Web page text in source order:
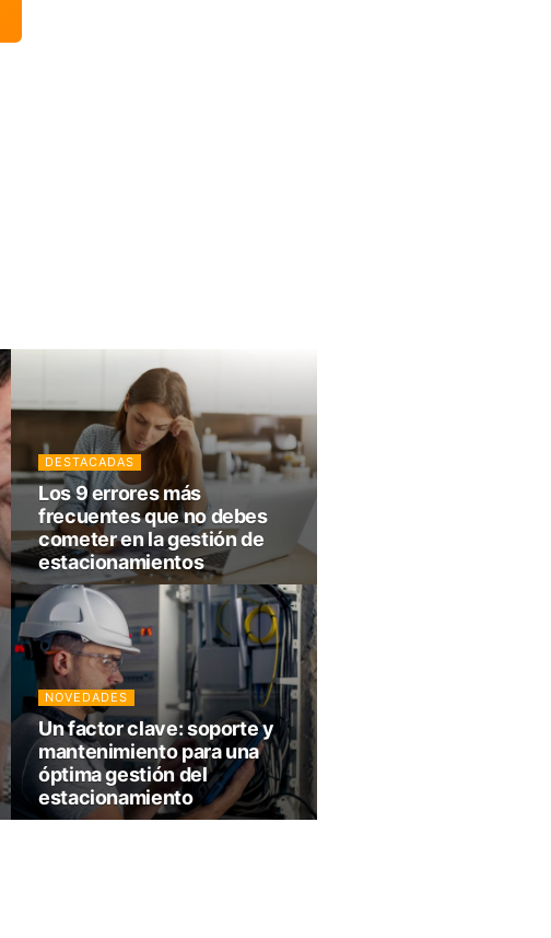
DESTACADAS
Los 9 errores más
frecuentes que no debes
cometer en la gestión de
estacionamientos
NOVEDADES
Un factor clave: soporte y
mantenimiento para una
óptima gestión del
estacionamiento